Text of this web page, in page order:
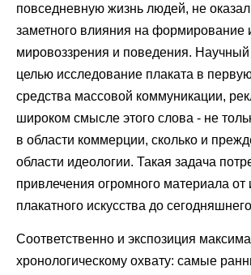
повседневную жизнь людей, не оказал
заметного влияния на формирование
мировоззрения и поведения. Научный
целью исследование плаката в
средства массовой коммуникации,
широком смысле этого слова - не
в области коммерции, сколько и
области идеологии. Такая задача
привлечения огромного материала от
плакатного искусства до
Соответственно и экспозиция
хронологическому охвату: самые